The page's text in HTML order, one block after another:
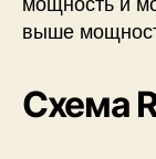
выше
Схема